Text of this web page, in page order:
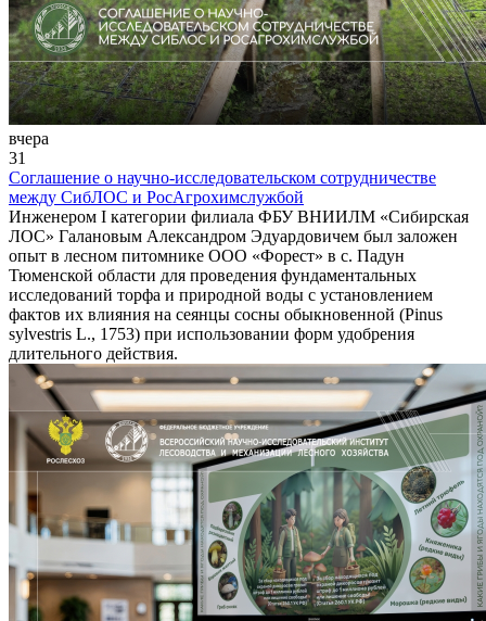
вчера
31
Соглашение о научно-исследовательском сотрудничестве
между СибЛОС и РосАгрохимслужбой
Инженером I категории филиала ФБУ ВНИИЛМ «Сибирская
ЛОС» Галановым Александром Эдуардовичем был заложен
опыт в лесном питомнике ООО «Форест» в с. Падун
Тюменской области для проведения фундаментальных
исследований торфа и природной воды с установлением
фактов их влияния на сеянцы сосны обыкновенной (Pinus
sylvestris L., 1753) при использовании форм удобрения
длительного действия.